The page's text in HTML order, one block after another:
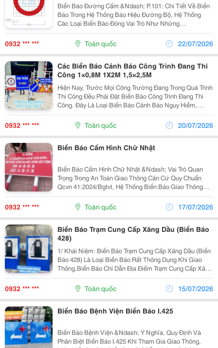
Biển Báo Đường Cấm &Ndash; P.101: Chi Tiết Về Biển
Báo Trong Hệ Thống Báo Hiệu Đường Bộ, Hệ Thống
Các Loại Biển Báo Đóng Vai Trò Như Những
&Ldquo;Người Chỉ Dẫn Thầm Lặng&Rdquo; Giúp
Người Điều Khiển Phương Tiện Nhận Biết Các Quy
Định, Cảnh Báo Hoặc...
0932 *** *** Toàn quốc 22/07/2026
Các Biển Báo Cảnh Báo Công Trình Đang Thi
Công 1×0,8M 1X2M 1,5×2,5M
Hiện Nay, Trước Mọi Công Trường Đang Trong Quá Trình
Thi Công Đều Phải Đặt Biển Báo Công Trình Đang Thi
Công. Đây Là Loại Biển Báo Cảnh Báo Nguy Hiểm,
Thông Báo Cho Người Tham Gia Giao Thông Biết Khu
Vực Phía Trước Có Công Trình, Cần Điều Chỉnh Tốc...
0932 *** *** Toàn quốc 20/07/2026
Biển Báo Cấm Hình Chữ Nhật
Biển Báo Cấm Hình Chữ Nhật &Ndash; Vai Trò Quan
Trọng Trong An Toàn Giao Thông Căn Cứ Quy Chuẩn
Qcvn 41:2024/Bgtvt, Hệ Thống Biển Báo Giao Thông
Được Chia Thành 05 Nhóm Cơ Bản: Biển Báo Cấm;
Biển Hiệu Lệnh; Biển Báo Nguy Hiểm Và Cảnh Báo;
Biển Chỉ...
0932 *** *** Toàn quốc 17/07/2026
Biển Báo Trạm Cung Cấp Xăng Dầu (Biển Báo
428)
1/ Khái Niệm: Biển Báo Trạm Cung Cấp Xăng Dầu (Biển
Báo 428) Là Loại Biển Báo Rất Thông Dụng Khi Giao
Thông,Biển Báo Chỉ Dẫn Địa Điểm Trạm Cung Cấp Xăng
Dầu Trên Đường. Biển Báo 428 Là Một Biểu Tượng Cần
Thiết Để Chỉ Dẫn Và Cung Cấp Thông Tin...
0932 *** *** Toàn quốc 15/07/2026
Biển Báo Bệnh Viện Biển Báo I.425
Biển Báo Bệnh Viện &Ndash; Ý Nghĩa, Quy Định Và
Phân Biệt Biển Báo I.425 Khi Tham Gia Giao Thông,